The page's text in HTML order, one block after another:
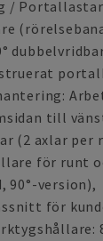
/
till
(2 axlar per
för runt
90°-version),
för